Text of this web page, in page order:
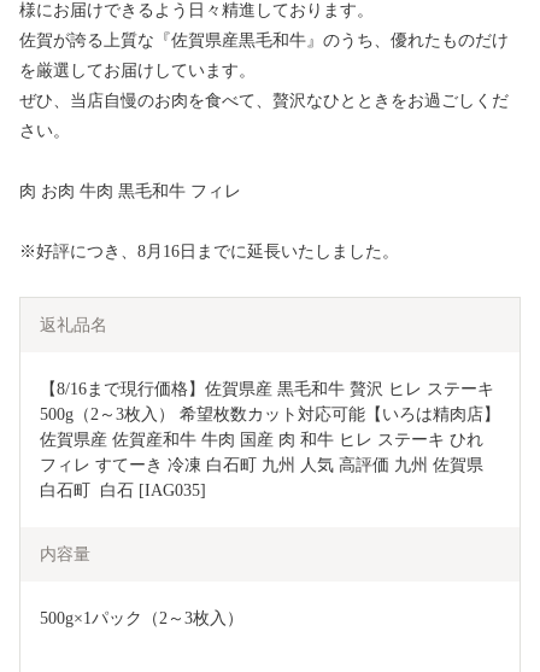
様にお届けできるよう日々精進しております。
佐賀が誇る上質な『佐賀県産黒毛和牛』のうち、優れたものだけ
を厳選してお届けしています。
ぜひ、当店自慢のお肉を食べて、贅沢なひとときをお過ごしくだ
さい。
肉 お肉 牛肉 黒毛和牛 フィレ
※好評につき、8月16日までに延長いたしました。
返礼品名
【8/16まで現行価格】佐賀県産 黒毛和牛 贅沢 ヒレ ステーキ
500g（2～3枚入） 希望枚数カット対応可能【いろは精肉店】
佐賀県産 佐賀産和牛 牛肉 国産 肉 和牛 ヒレ ステーキ ひれ
フィレ すてーき 冷凍 白石町 九州 人気 高評価 九州 佐賀県
白石町  白石 [IAG035]
内容量
500g×1パック（2～3枚入）